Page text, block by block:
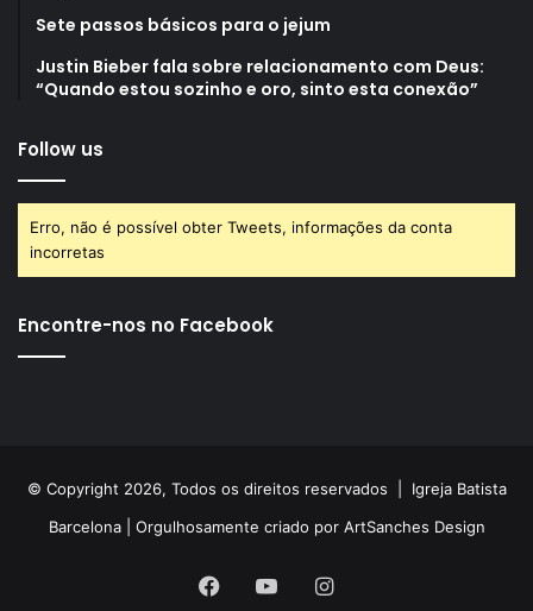
Sete passos básicos para o jejum
Justin Bieber fala sobre relacionamento com Deus:
“Quando estou sozinho e oro, sinto esta conexão”
Follow us
Erro, não é possível obter Tweets, informações da conta
incorretas
Encontre-nos no Facebook
© Copyright 2026, Todos os direitos reservados | Igreja Batista
Barcelona| Orgulhosamente criado por ArtSanches Design
FacebookYouTubeInstagram